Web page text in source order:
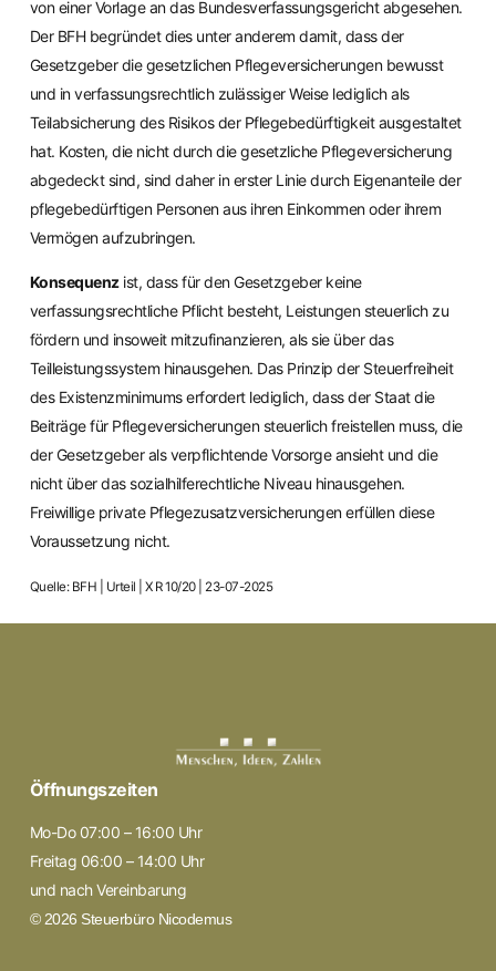
von einer Vorlage an das Bundesverfassungsgericht abgesehen.
Der BFH begründet dies unter anderem damit, dass der
Gesetzgeber die gesetzlichen Pflegeversicherungen bewusst
und in verfassungsrechtlich zulässiger Weise lediglich als
Teilabsicherung des Risikos der Pflegebedürftigkeit ausgestaltet
hat. Kosten, die nicht durch die gesetzliche Pflegeversicherung
abgedeckt sind, sind daher in erster Linie durch Eigenanteile der
pflegebedürftigen Personen aus ihren Einkommen oder ihrem
Vermögen aufzubringen.
Konsequenzist, dass für den Gesetzgeber keine
verfassungsrechtliche Pflicht besteht, Leistungen steuerlich zu
fördern und insoweit mitzufinanzieren, als sie über das
Teilleistungssystem hinausgehen. Das Prinzip der Steuerfreiheit
des Existenzminimums erfordert lediglich, dass der Staat die
Beiträge für Pflegeversicherungen steuerlich freistellen muss, die
der Gesetzgeber als verpflichtende Vorsorge ansieht und die
nicht über das sozialhilferechtliche Niveau hinausgehen.
Freiwillige private Pflegezusatzversicherungen erfüllen diese
Voraussetzung nicht.
Quelle: BFH | Urteil | X R 10/20 | 23-07-2025
Öffnungszeiten
Mo-Do 07:00 – 16:00 Uhr
Freitag 06:00 – 14:00 Uhr
und nach Vereinbarung
© 2026 Steuerbüro Nicodemus